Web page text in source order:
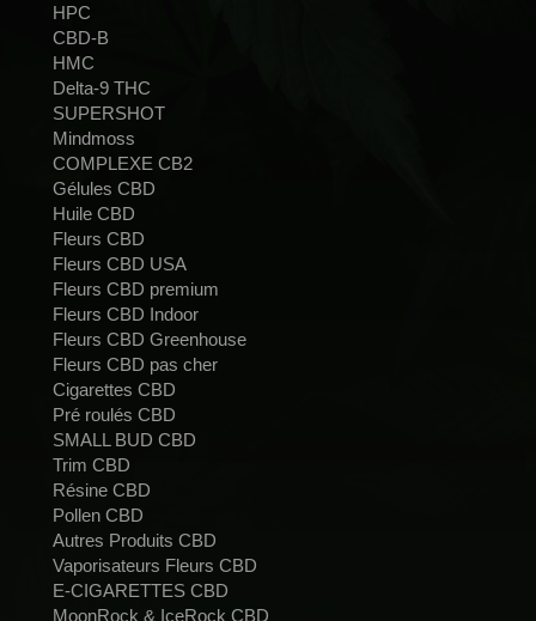
HPC
CBD-B
HMC
Delta-9 THC
SUPERSHOT
Mindmoss
COMPLEXE CB2
Gélules CBD
Huile CBD
Fleurs CBD
Fleurs CBD USA
Fleurs CBD premium
Fleurs CBD Indoor
Fleurs CBD Greenhouse
Fleurs CBD pas cher
Cigarettes CBD
Pré roulés CBD
SMALL BUD CBD
Trim CBD
Résine CBD
Pollen CBD
Autres Produits CBD
Vaporisateurs Fleurs CBD
E-CIGARETTES CBD
MoonRock & IceRock CBD